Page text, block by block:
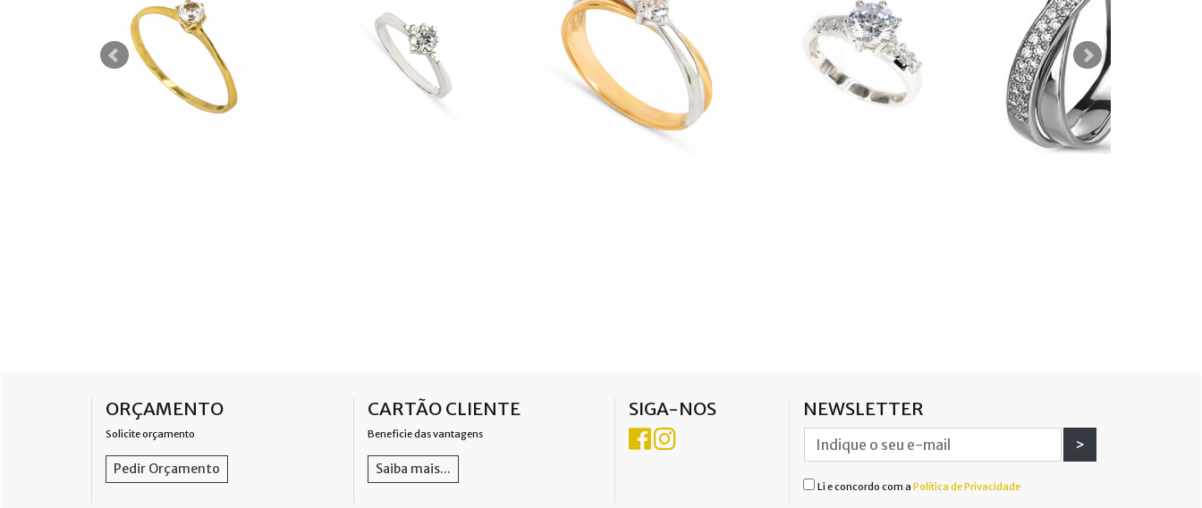
ORÇAMENTO
Solicite orçamento
Pedir Orçamento
CARTÃO CLIENTE
Beneficie das vantagens
Saiba mais...
SIGA-NOS NEWSLETTER
>
Li e concordo com a Política de Privacidade